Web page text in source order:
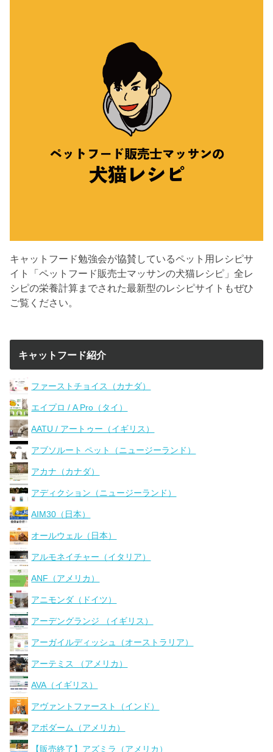
キャットフード勉強会が協賛しているペット用レシピサ
イト「ペットフード販売士マッサンの犬猫レシピ」全レ
シピの栄養計算までされた最新型のレシピサイトもぜひ
ご覧ください。
キャットフード紹介
ファーストチョイス（カナダ）
エイプロ / A Pro（タイ）
AATU / アートゥー（イギリス）
アブソルート ペット（ニュージーランド）
アカナ（カナダ）
アディクション（ニュージーランド）
AIM30（日本）
オールウェル（日本）
アルモネイチャー（イタリア）
ANF（アメリカ）
アニモンダ（ドイツ）
アーデングランジ （イギリス）
アーガイルディッシュ（オーストラリア）
アーテミス （アメリカ）
AVA（イギリス）
アヴァントファースト（インド）
アボダーム（アメリカ）
【販売終了】アズミラ（アメリカ）